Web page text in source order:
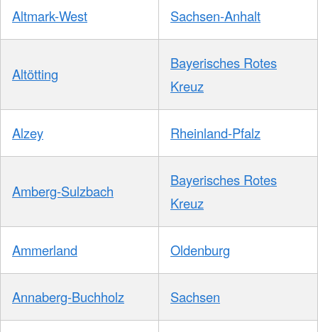
Altmark-West Sachsen-Anhalt
Altötting
Bayerisches Rotes
Kreuz
Alzey Rheinland-Pfalz
Amberg-Sulzbach
Bayerisches Rotes
Kreuz
Ammerland Oldenburg
Annaberg-Buchholz Sachsen